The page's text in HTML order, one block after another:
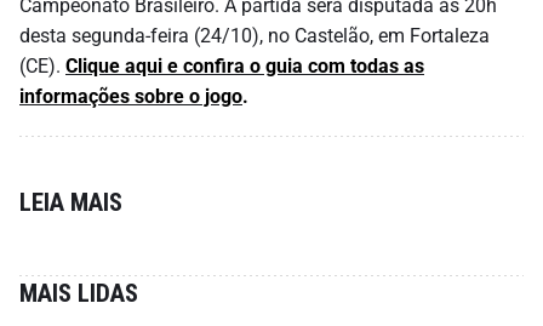
Campeonato Brasileiro. A partida será disputada às 20h
desta segunda-feira (24/10), no Castelão, em Fortaleza
(CE). Clique aqui e confira o guia com todas as
informações sobre o jogo.
LEIA MAIS
MAIS LIDAS